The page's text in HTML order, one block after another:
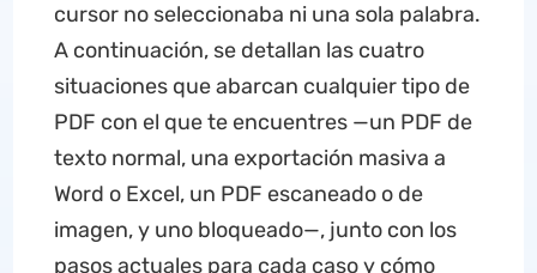
cursor no seleccionaba ni una sola palabra.
A continuación, se detallan las cuatro
situaciones que abarcan cualquier tipo de
PDF con el que te encuentres —un PDF de
texto normal, una exportación masiva a
Word o Excel, un PDF escaneado o de
imagen, y uno bloqueado—, junto con los
pasos actuales para cada caso y cómo